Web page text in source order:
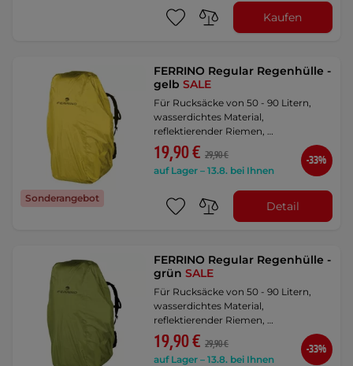
Kaufen
Sonderangebot
FERRINO Regular Regenhülle -
gelbSALE
Für Rucksäcke von 50 - 90 Litern,
wasserdichtes Material,
reflektierender Riemen, …
19,90 € 29,90 €
auf Lager – 13.8. bei Ihnen
-33%
Detail
FERRINO Regular Regenhülle -
grünSALE
Für Rucksäcke von 50 - 90 Litern,
wasserdichtes Material,
reflektierender Riemen, …
19,90 € 29,90 €
auf Lager – 13.8. bei Ihnen
-33%